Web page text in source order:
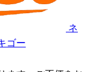
ネ
ゴー